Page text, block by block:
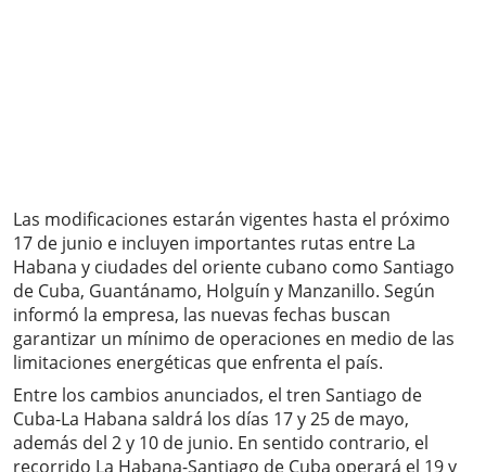
Las modificaciones estarán vigentes hasta el próximo
17 de junio e incluyen importantes rutas entre La
Habana y ciudades del oriente cubano como Santiago
de Cuba, Guantánamo, Holguín y Manzanillo. Según
informó la empresa, las nuevas fechas buscan
garantizar un mínimo de operaciones en medio de las
limitaciones energéticas que enfrenta el país.
Entre los cambios anunciados, el tren Santiago de
Cuba-La Habana saldrá los días 17 y 25 de mayo,
además del 2 y 10 de junio. En sentido contrario, el
recorrido La Habana-Santiago de Cuba operará el 19 y